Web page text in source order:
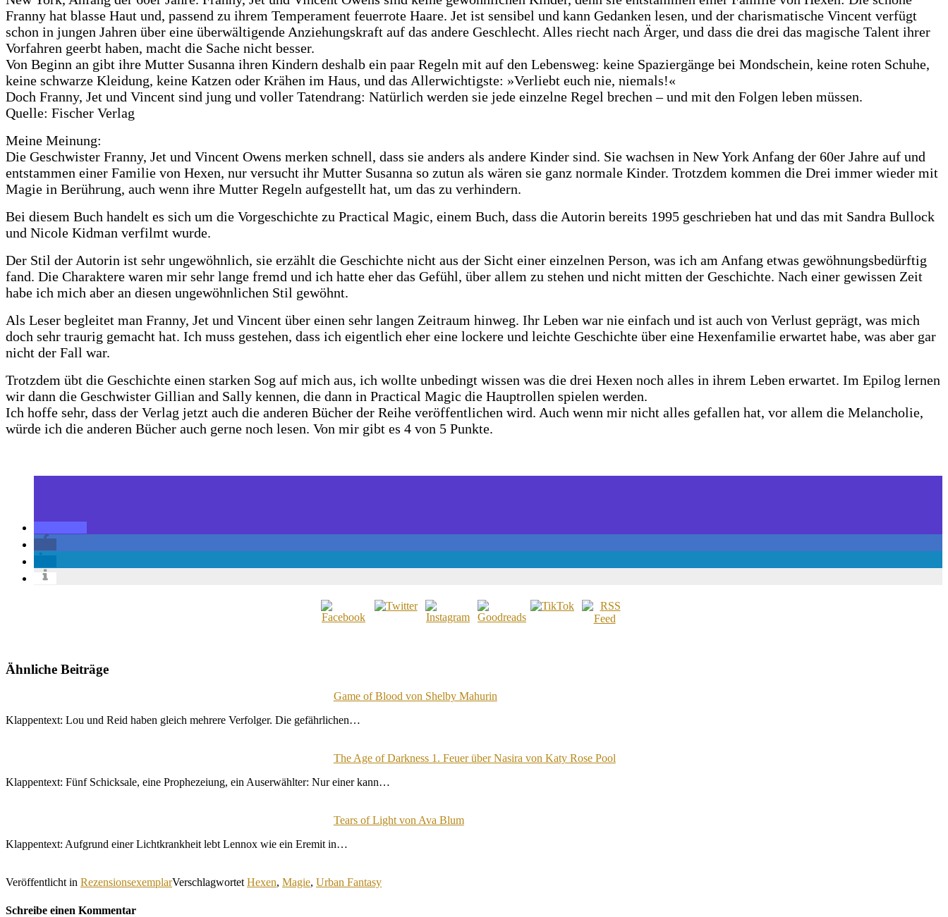
Franny hat blasse Haut und, passend zu ihrem Temperament feuerrote Haare. Jet ist sensibel und kann Gedanken lesen, und der charismatische Vincent verfügt
schon in jungen Jahren über eine überwältigende Anziehungskraft auf das andere Geschlecht. Alles riecht nach Ärger, und dass die drei das magische Talent ihrer
Vorfahren geerbt haben, macht die Sache nicht besser.
Von Beginn an gibt ihre Mutter Susanna ihren Kindern deshalb ein paar Regeln mit auf den Lebensweg: keine Spaziergänge bei Mondschein, keine roten Schuhe,
keine schwarze Kleidung, keine Katzen oder Krähen im Haus, und das Allerwichtigste: »Verliebt euch nie, niemals!«
Doch Franny, Jet und Vincent sind jung und voller Tatendrang: Natürlich werden sie jede einzelne Regel brechen – und mit den Folgen leben müssen.
Quelle: Fischer Verlag
Meine Meinung:
Die Geschwister Franny, Jet und Vincent Owens merken schnell, dass sie anders als andere Kinder sind. Sie wachsen in New York Anfang der 60er Jahre auf und
entstammen einer Familie von Hexen, nur versucht ihr Mutter Susanna so zutun als wären sie ganz normale Kinder. Trotzdem kommen die Drei immer wieder mit
Magie in Berührung, auch wenn ihre Mutter Regeln aufgestellt hat, um das zu verhindern.
Bei diesem Buch handelt es sich um die Vorgeschichte zu Practical Magic, einem Buch, dass die Autorin bereits 1995 geschrieben hat und das mit Sandra Bullock
und Nicole Kidman verfilmt wurde.
Der Stil der Autorin ist sehr ungewöhnlich, sie erzählt die Geschichte nicht aus der Sicht einer einzelnen Person, was ich am Anfang etwas gewöhnungsbedürftig
fand. Die Charaktere waren mir sehr lange fremd und ich hatte eher das Gefühl, über allem zu stehen und nicht mitten der Geschichte. Nach einer gewissen Zeit
habe ich mich aber an diesen ungewöhnlichen Stil gewöhnt.
Als Leser begleitet man Franny, Jet und Vincent über einen sehr langen Zeitraum hinweg. Ihr Leben war nie einfach und ist auch von Verlust geprägt, was mich
doch sehr traurig gemacht hat. Ich muss gestehen, dass ich eigentlich eher eine lockere und leichte Geschichte über eine Hexenfamilie erwartet habe, was aber gar
nicht der Fall war.
Trotzdem übt die Geschichte einen starken Sog auf mich aus, ich wollte unbedingt wissen was die drei Hexen noch alles in ihrem Leben erwartet. Im Epilog lernen
wir dann die Geschwister Gillian and Sally kennen, die dann in Practical Magic die Hauptrollen spielen werden.
Ich hoffe sehr, dass der Verlag jetzt auch die anderen Bücher der Reihe veröffentlichen wird. Auch wenn mir nicht alles gefallen hat, vor allem die Melancholie,
würde ich die anderen Bücher auch gerne noch lesen. Von mir gibt es 4 von 5 Punkte.
Ähnliche Beiträge
Game of Blood von Shelby Mahurin
Klappentext: Lou und Reid haben gleich mehrere Verfolger. Die gefährlichen…
The Age of Darkness 1. Feuer über Nasira von Katy Rose Pool
Klappentext: Fünf Schicksale, eine Prophezeiung, ein Auserwählter: Nur einer kann…
Tears of Light von Ava Blum
Klappentext: Aufgrund einer Lichtkrankheit lebt Lennox wie ein Eremit in…
Veröffentlicht in RezensionsexemplarVerschlagwortet Hexen, Magie, Urban Fantasy
Schreibe einen Kommentar